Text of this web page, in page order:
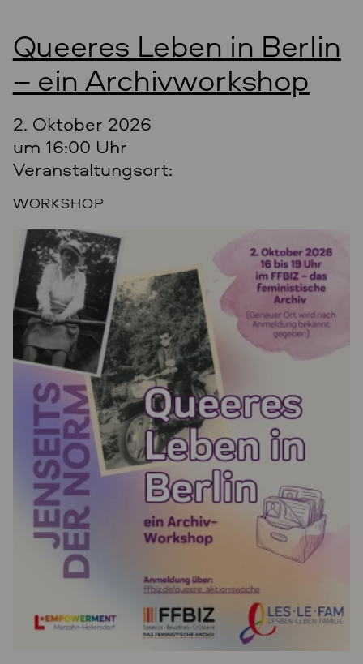
Queeres Leben in Berlin
– ein Archivworkshop
2. Oktober 2026
um 16:00 Uhr
Veranstaltungsort:
WORKSHOP